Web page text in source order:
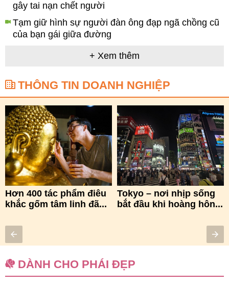
gây tai nạn chết người
Tạm giữ hình sự người đàn ông đạp ngã chồng cũ
của bạn gái giữa đường
+ Xem thêm
THÔNG TIN DOANH NGHIỆP
Hơn 400 tác phẩm điêu
khắc gốm tâm linh đã...
Tokyo – nơi nhịp sống
bắt đầu khi hoàng hôn...
DÀNH CHO PHÁI ĐẸP